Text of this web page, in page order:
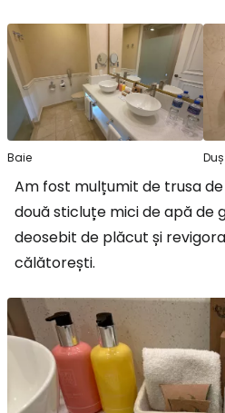
Baie Duș
Am fost mulțumit de trusa
două sticluțe mici de apă de
deosebit de plăcut și
călătorești.